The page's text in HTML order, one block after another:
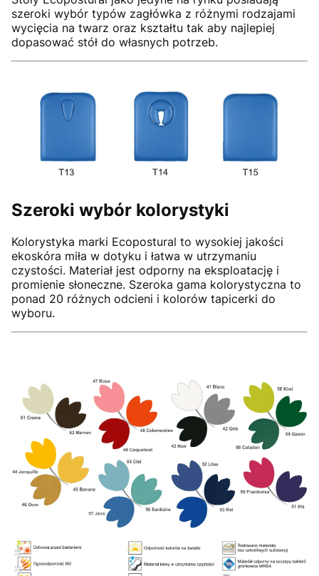
szeroki wybór typów zagłówka z różnymi rodzajami
wycięcia na twarz oraz kształtu tak aby najlepiej
dopasować stół do własnych potrzeb.
Szeroki wybór kolorystyki
Kolorystyka marki Ecopostural to wysokiej jakości
ekoskóra miła w dotyku i łatwa w utrzymaniu
czystości. Materiał jest odporny na eksploatację i
promienie słoneczne. Szeroka gama kolorystyczna to
ponad 20 różnych odcieni i kolorów tapicerki do
wyboru.